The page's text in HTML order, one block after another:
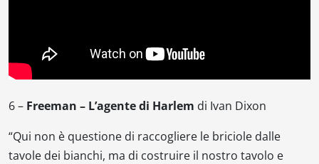
6 – Freeman – L’agente di Harlem di Ivan Dixon
“Qui non è questione di raccogliere le briciole dalle
tavole dei bianchi, ma di costruire il nostro tavolo e